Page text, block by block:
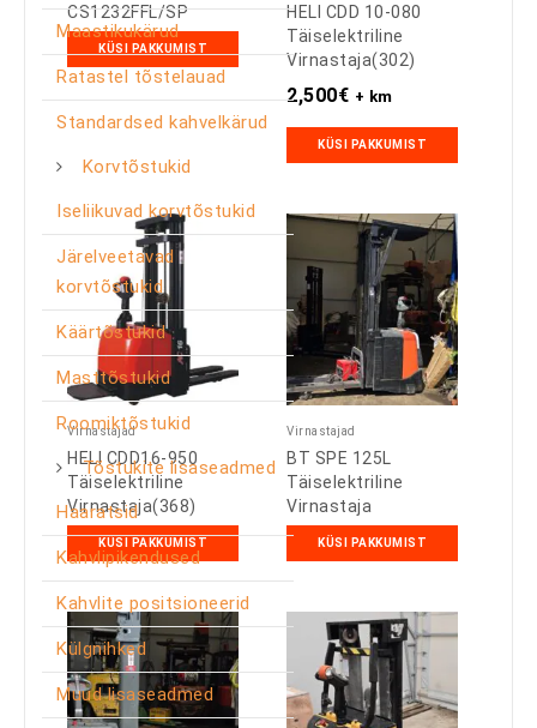
Maastikukärud
Ratastel tõstelauad
Standardsed kahvelkärud
Korvtõstukid
Iseliikuvad korvtõstukid
Järelveetavad
korvtõstukid
Käärtõstukid
Masttõstukid
Roomiktõstukid
Tõstukite lisaseadmed
Haaratsid
Kahvlipikendused
Kahvlite positsioneerid
Külgnihked
Muud lisaseadmed
CS1232FFL/SP
KÜSI PAKKUMIST
HELI CDD 10-080
Täiselektriline
Virnastaja(302)
2,500€ + km
KÜSI PAKKUMIST
Virnastajad
HELI CDD16-950
Täiselektriline
Virnastaja(368)
KÜSI PAKKUMIST
Virnastajad
BT SPE 125L
Täiselektriline
Virnastaja
KÜSI PAKKUMIST